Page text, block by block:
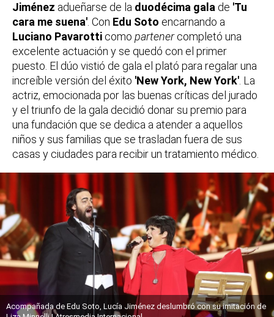
Jiménez adueñarse de la duodécima gala de 'Tu
cara me suena' . Con Edu Soto encarnando a
Luciano Pavarotti como partenercompletó una
excelente actuación y se quedó con el primer
puesto. El dúo vistió de gala el plató para regalar una
increíble versión del éxito 'New York, New York' . La
actriz, emocionada por las buenas críticas del jurado
y el triunfo de la gala decidió donar su premio para
una fundación que se dedica a atender a aquellos
niños y sus familias que se trasladan fuera de sus
casas y ciudades para recibir un tratamiento médico.
Acompañada de Edu Soto, Lucía Jiménez deslumbró con su imitación de